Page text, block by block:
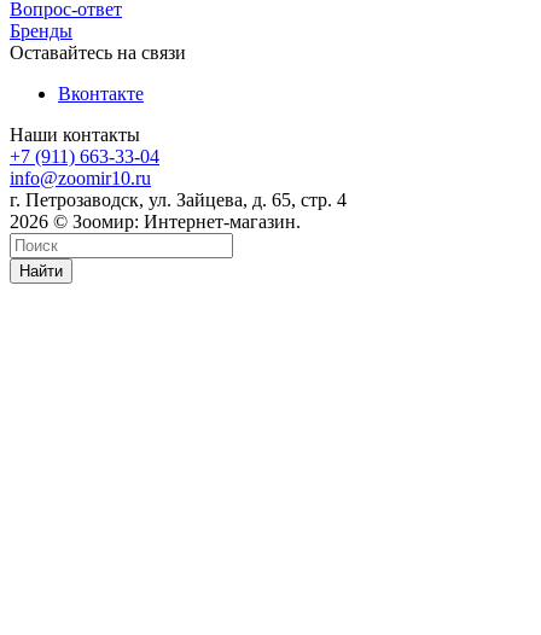
Вопрос-ответ
Бренды
Оставайтесь на связи
Вконтакте
Наши контакты
+7 (911) 663-33-04
info@zoomir10.ru
г. Петрозаводск, ул. Зайцева, д. 65, стр. 4
2026 © Зоомир: Интернет-магазин.
Найти